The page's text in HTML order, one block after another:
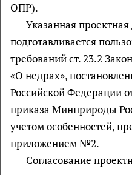
ОПР).
Указанная
подготавливается
требований ст. 23.2
«О недрах»,
Российской Федерации
приказа Минприроды
учетом особенностей,
приложением №2.
Согласование